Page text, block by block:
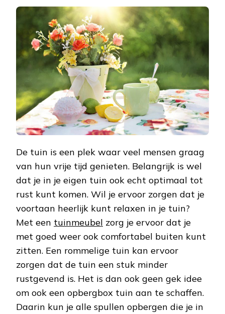
JE
EEN
RUSTGEVENDE
TUIN
De tuin is een plek waar veel mensen graag
van hun vrije tijd genieten. Belangrijk is wel
dat je in je eigen tuin ook echt optimaal tot
rust kunt komen. Wil je ervoor zorgen dat je
voortaan heerlijk kunt relaxen in je tuin?
Met een tuinmeubel zorg je ervoor dat je
met goed weer ook comfortabel buiten kunt
zitten. Een rommelige tuin kan ervoor
zorgen dat de tuin een stuk minder
rustgevend is. Het is dan ook geen gek idee
om ook een opbergbox tuin aan te schaffen.
Daarin kun je alle spullen opbergen die je in